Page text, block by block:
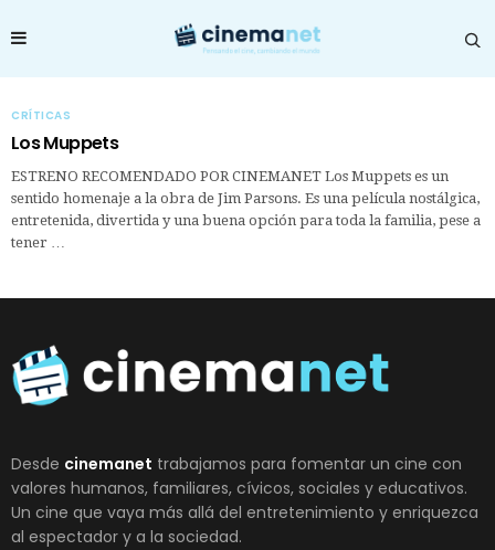
CRÍTICAS
Los Muppets
ESTRENO RECOMENDADO POR CINEMANET Los Muppets es un
sentido homenaje a la obra de Jim Parsons. Es una película nostálgica,
entretenida, divertida y una buena opción para toda la familia, pese a
tener …
Desde cinemanet trabajamos para fomentar un cine con
valores humanos, familiares, cívicos, sociales y educativos.
Un cine que vaya más allá del entretenimiento y enriquezca
al espectador y a la sociedad.